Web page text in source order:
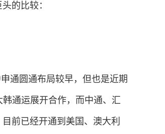
的比较：
通圆通布局较早，但也是近期
韩通运展开合作，而中通、汇
前已经开通到美国、澳大利